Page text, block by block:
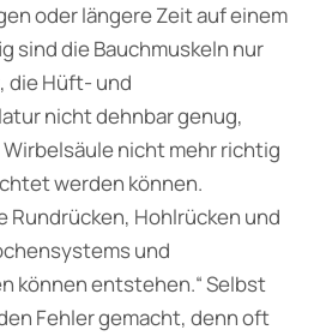
oder längere Zeit auf einem
sind die Bauchmuskeln nur
die Hüft- und
nicht dehnbar genug,
nicht mehr richtig
werden können.
Rundrücken, Hohlrücken und
und
können entstehen.“ Selbst
Fehler gemacht, denn oft